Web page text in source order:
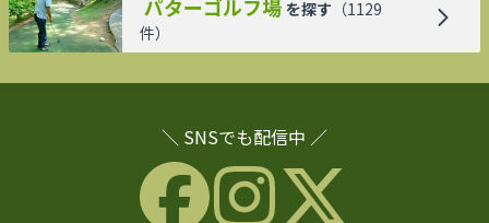
パターゴルフ場 を探す （1129
件）
＼ SNSでも配信中 ／